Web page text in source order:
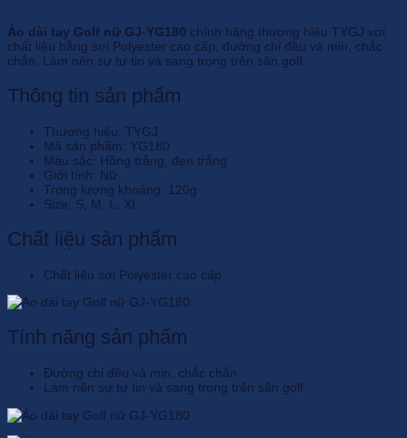
Áo dài tay Golf nữ GJ-YG180 chính hãng thương hiệu TYGJ với
chất liệu bằng sợi Polyester cao cấp, đường chỉ đều và mịn, chắc
chắn. Làm nên sự tự tin và sang trọng trên sân golf.
Thông tin sản phẩm
Thương hiệu: TYGJ
Mã sản phẩm: YG180
Màu sắc: Hồng trắng, đen trắng
Giới tính: Nữ
Trọng lượng khoảng: 120g
Size: S, M, L, XL
Chất liệu sản phẩm
Chất liệu sợi Polyester cao cấp
Tính năng sản phẩm
Đường chỉ đều và mịn, chắc chắn
Làm nên sự tự tin và sang trọng trên sân golf